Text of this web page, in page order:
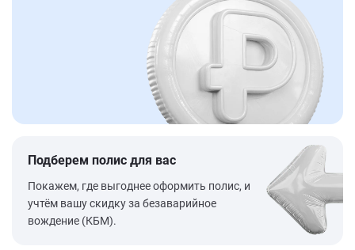
Подберем полис для вас
Покажем, где выгоднее оформить полис, и
учтём вашу скидку за безаварийное
вождение (КБМ).